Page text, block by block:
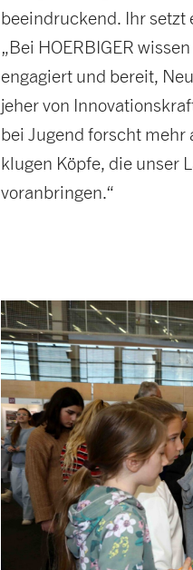
beeindruckend. Ihr setzt
„Bei HOERBIGER
engagiert und bereit,
jeher von
bei Jugend forscht mehr
klugen Köpfe, die unser
voranbringen.“